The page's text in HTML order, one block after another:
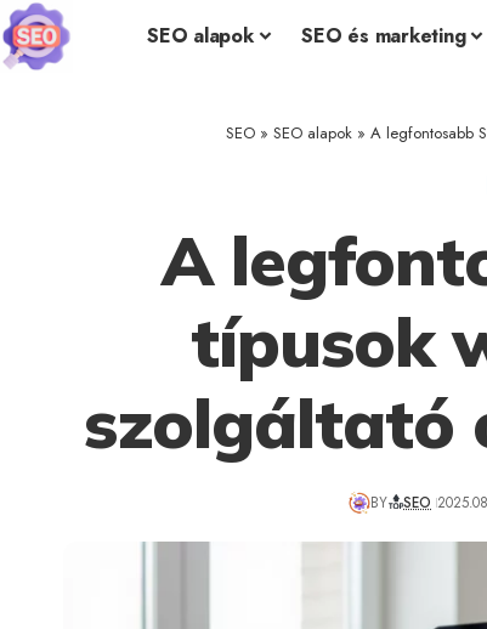
SEO alapok SEO és marketing
SEO »SEO alapok »A legfontosabb
A
típusok
szolgáltató
BY SEO